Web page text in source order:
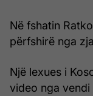
Në fshatin
përfshirë nga
Një lexues i
video nga